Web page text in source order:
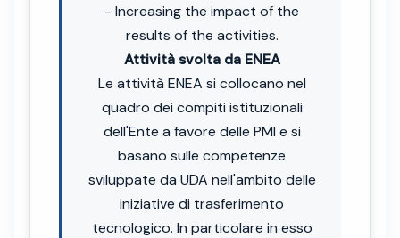
- Increasing the impact of the
results of the activities.
Attività svolta da ENEA
Le attività ENEA si collocano nel
quadro dei compiti istituzionali
dell'Ente a favore delle PMI e si
basano sulle competenze
sviluppate da UDA nell'ambito delle
iniziative di trasferimento
tecnologico. In particolare in esso